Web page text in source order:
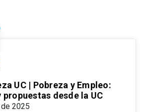
UC | Pobreza y Empleo:
propuestas desde la UC
2025